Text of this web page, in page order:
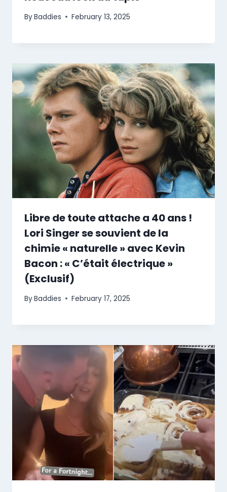
ByBaddies February 13, 2025
Libre de toute attache a 40 ans !
Lori Singer se souvient de la
chimie « naturelle » avec Kevin
Bacon : « C’était électrique »
(Exclusif)
ByBaddies February 17, 2025